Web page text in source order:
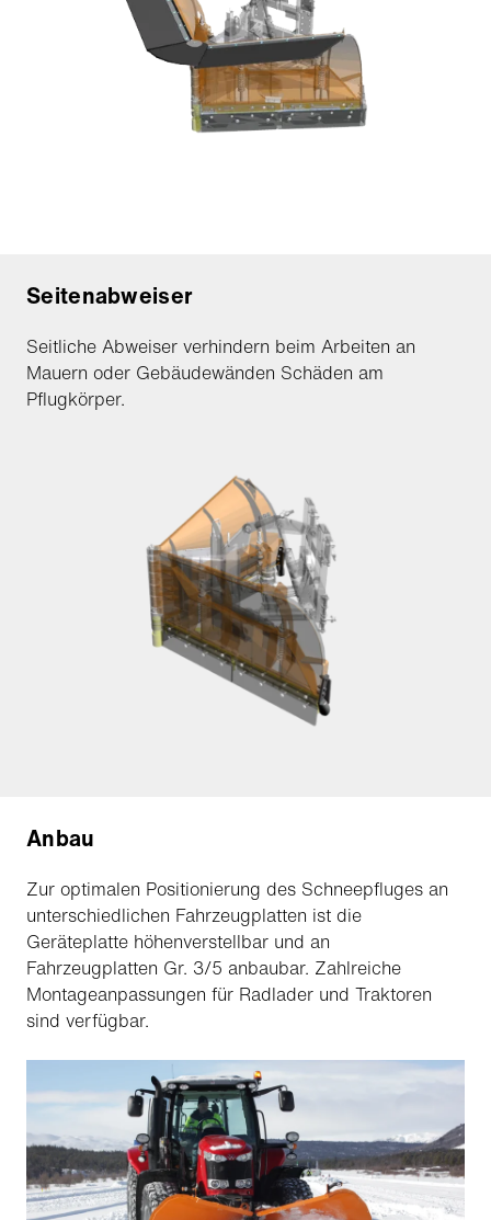
Seitenabweiser
Seitliche Abweiser verhindern beim Arbeiten an
Mauern oder Gebäudewänden Schäden am
Pflugkörper.
Anbau
Zur optimalen Positionierung des Schneepfluges an
unterschiedlichen Fahrzeugplatten ist die
Geräteplatte höhenverstellbar und an
Fahrzeugplatten Gr. 3/5 anbaubar. Zahlreiche
Montageanpassungen für Radlader und Traktoren
sind verfügbar.